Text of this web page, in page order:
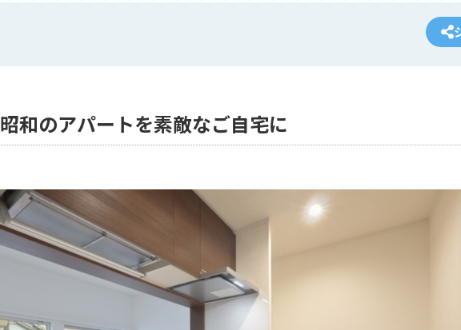
昭和のアパートを素敵なご自宅に